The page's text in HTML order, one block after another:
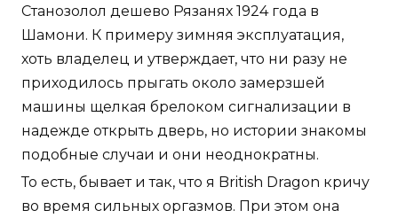
Станозолол дешево Рязанях 1924 года в
Шамони. К примеру зимняя эксплуатация,
хоть владелец и утверждает, что ни разу не
приходилось прыгать около замерзшей
машины щелкая брелоком сигнализации в
надежде открыть дверь, но истории знакомы
подобные случаи и они неоднократны.
То есть, бывает и так, что я British Dragon кричу
во время сильных оргазмов. При этом она